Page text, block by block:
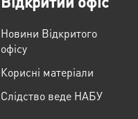
Новини Відкритого
офісу
Корисні матеріали
Слідство веде НАБУ